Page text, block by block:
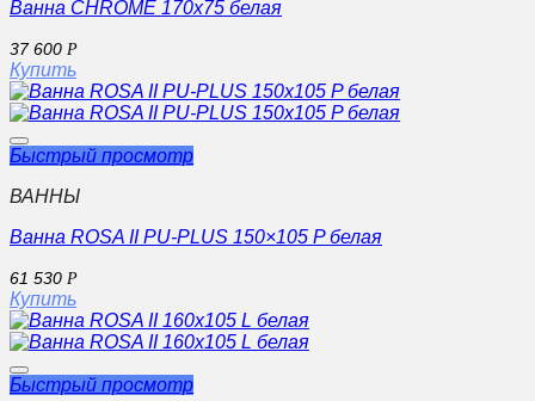
Ванна CHROME 170х75 белая
37 600 Р
Купить
Быстрый просмотр
ВАННЫ
Ванна ROSA II PU-PLUS 150×105 P белая
61 530 Р
Купить
Быстрый просмотр